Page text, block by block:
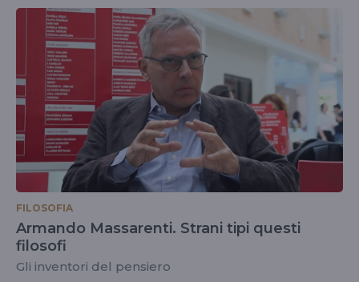
FILOSOFIA
Armando Massarenti. Strani tipi questi
filosofi
Gli inventori del pensiero